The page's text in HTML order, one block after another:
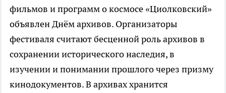
фильмов и программ о космосе «Циолковский»
объявлен Днём архивов. Организаторы
фестиваля считают бесценной роль архивов в
сохранении исторического наследия, в
изучении и понимании прошлого через призму
кинодокументов. В архивах хранится